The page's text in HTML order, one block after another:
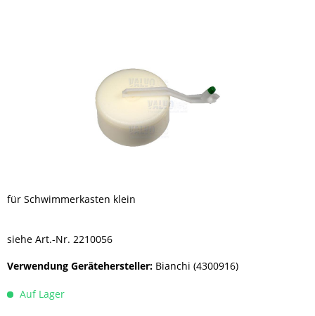
für Schwimmerkasten klein
siehe Art.-Nr. 2210056
Verwendung Gerätehersteller: Bianchi (4300916)
Auf Lager